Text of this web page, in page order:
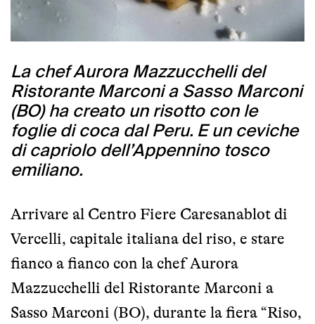
La chef Aurora Mazzucchelli del
Ristorante Marconi a Sasso Marconi
(BO) ha creato un risotto con le
foglie di coca dal Peru. E un ceviche
di capriolo dell’Appennino tosco
emiliano.
Arrivare al Centro Fiere Caresanablot di
Vercelli, capitale italiana del riso, e stare
fianco a fianco con la chef Aurora
Mazzucchelli del Ristorante Marconi a
Sasso Marconi (BO), durante la fiera “Riso,